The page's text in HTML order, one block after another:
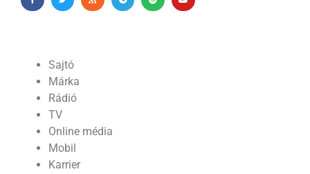
Sajtó
Márka
Rádió
TV
Online média
Mobil
Karrier